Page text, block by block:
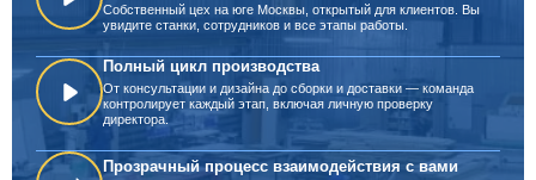
Собственный цех на юге Москвы, открытый для клиентов. Вы
увидите станки, сотрудников и все этапы работы.
Полный цикл производства
От консультации и дизайна до сборки и доставки — команда
контролирует каждый этап, включая личную проверку
директора.
Прозрачный процесс взаимодействия с вами